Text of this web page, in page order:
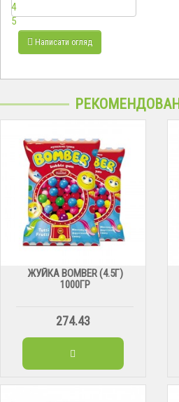
4
5
Написати огляд
ЖУЙКА BOMBER (4.5Г)
1000ГР
274.43